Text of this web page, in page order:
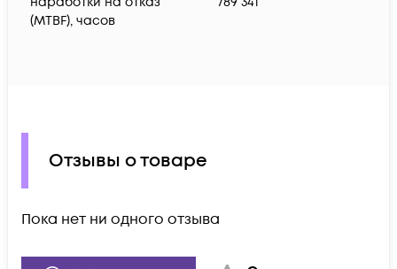
(MTBF), часов
Отзывы о товаре
Пока нет ни одного отзыва